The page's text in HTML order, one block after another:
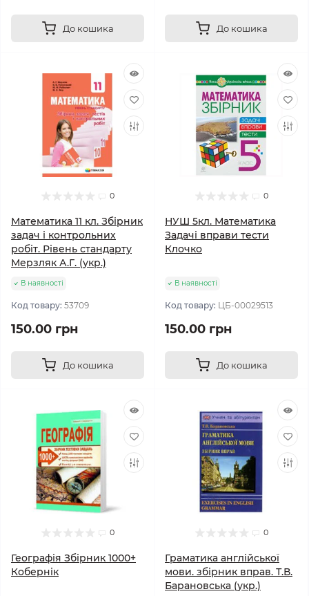
До кошика До кошика
0
Математика 11 кл. Збірник
задач і контрольних
робіт. Рівень стандарту
Мерзляк А.Г. (укр.)
В наявності
Код товару: 53709
150.00 грн
До кошика
0
НУШ 5кл. Математика
Задачі вправи тести
Клочко
В наявності
Код товару: ЦБ-00029513
150.00 грн
До кошика
0
Географія Збірник 1000+
Кобернік
0
Граматика англійської
мови. збірник вправ. Т.В.
Барановська (укр.)